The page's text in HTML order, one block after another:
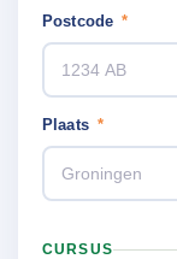
Postcode *
Plaats *
CURSUS